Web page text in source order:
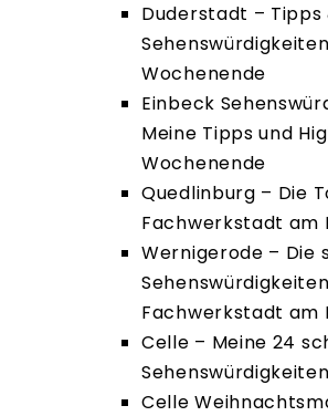
Duderstadt – Tipps
Wochenende
Einbeck
Meine Tipps und
Wochenende
Quedlinburg – Die
Fachwerkstadt am
Wernigerode – Die
Fachwerkstadt am
Celle – Meine 24
Celle